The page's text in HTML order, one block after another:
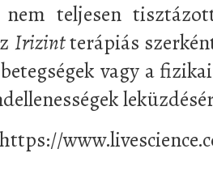
nem teljesen
Irizintterápiás
vagy a